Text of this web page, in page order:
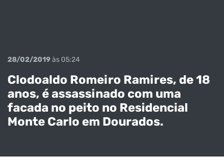
28/02/2019às 05:24
Clodoaldo Romeiro Ramires, de 18
anos, é assassinado com uma
facada no peito no Residencial
Monte Carlo em Dourados.